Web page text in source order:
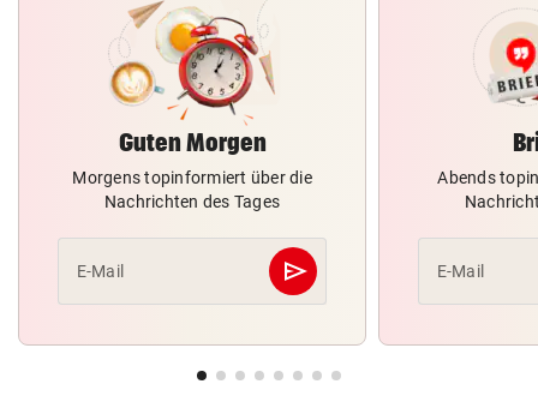
Guten Morgen
Morgens topinformiert über die
Nachrichten des Tages
E-Mail send
Abschicken
Abends
E-Mail